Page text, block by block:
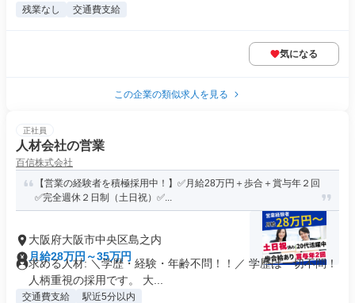
残業なし 交通費支給
気になる
この企業の類似求人を見る
正社員
人材会社の営業
百信株式会社
【営業の経験者を積極採用中！】✅月給28万円＋歩合＋賞与年２回
✅完全週休２日制（土日祝）✅...
大阪府大阪市中央区島之内
月給28万円～35万円
求める人材: ＼学歴・経験・年齢不問！！／ 学歴は一切不問！
人柄重視の採用です。 大...
交通費支給 駅近5分以内